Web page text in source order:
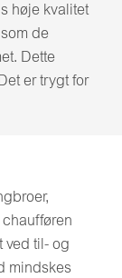
høje kvalitet
de
Dette
er trygt for
ved til- og
mindskes